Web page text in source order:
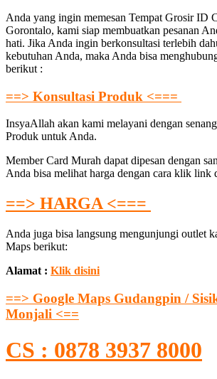
Anda yang ingin memesan Tempat Grosir ID
Gorontalo, kami siap membuatkan pesanan
hati. Jika Anda ingin berkonsultasi terlebih
kebutuhan Anda, maka Anda bisa
berikut :
==> Konsultasi Produk <===
InsyaAllah akan kami melayani dengan
Produk untuk Anda.
Member Card Murah dapat dipesan dengan
Anda bisa melihat harga dengan cara klik link
==> HARGA <===
Anda juga bisa langsung mengunjungi outlet
Maps berikut:
Alamat : Klik disini
==> Google Maps Gudangpin /
Monjali <==
CS : 0878 3937 8000